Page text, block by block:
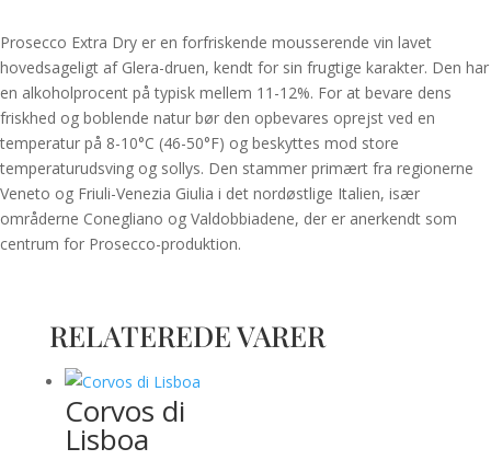
Prosecco Extra Dry er en forfriskende mousserende vin lavet
hovedsageligt af Glera-druen, kendt for sin frugtige karakter. Den har
en alkoholprocent på typisk mellem 11-12%. For at bevare dens
friskhed og boblende natur bør den opbevares oprejst ved en
temperatur på 8-10°C (46-50°F) og beskyttes mod store
temperaturudsving og sollys. Den stammer primært fra regionerne
Veneto og Friuli-Venezia Giulia i det nordøstlige Italien, især
områderne Conegliano og Valdobbiadene, der er anerkendt som
centrum for Prosecco-produktion.
RELATEREDE VARER
Corvos di
Lisboa